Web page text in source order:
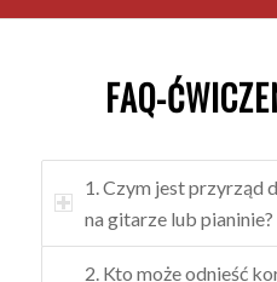
FAQ-
1. Czym jest przyrząd
na gitarze lub pianinie?
2. Kto może odnieść